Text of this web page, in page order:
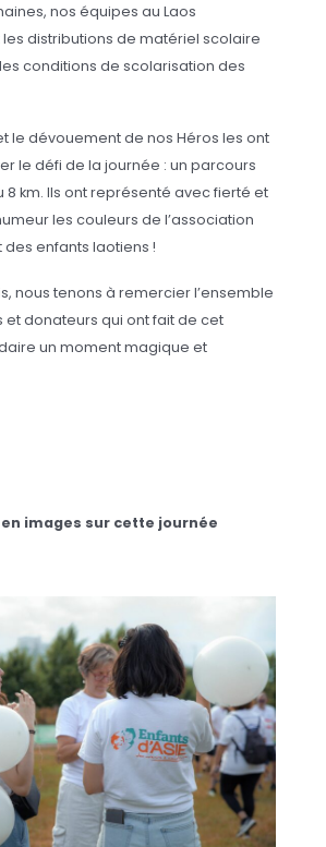
nos équipes au Laos
distributions de matériel scolaire
conditions de scolarisation des
le dévouement de nos Héros les ont
le défi de la journée : un parcours
8 km. Ils ont représenté avec fierté et
les couleurs de l’association
des enfants laotiens !
nous tenons à remercier l’ensemble
donateurs qui ont fait de cet
un moment magique et
images sur cette journée